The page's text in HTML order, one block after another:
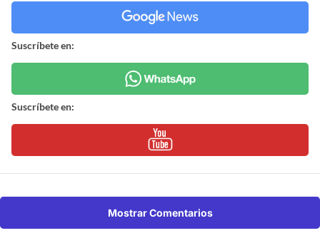
Suscríbete en:
Suscríbete en:
Mostrar Comentarios